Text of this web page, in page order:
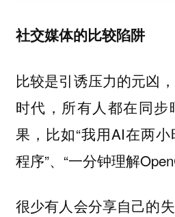
社交媒体的比较陷阱
比较是引诱压力的元凶
时代，所有人都在同
果，比如“我用AI在两
程序”、“一分钟理解
很少有人会分享自己的